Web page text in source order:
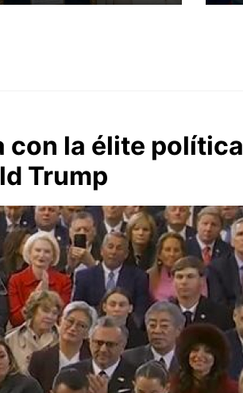
con la élite política
Trump